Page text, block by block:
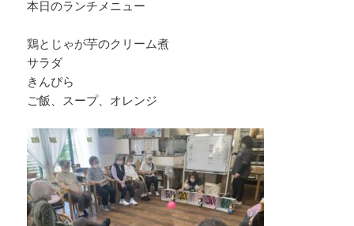
本日のランチメニュー
鶏とじゃが芋のクリーム煮
サラダ
きんぴら
ご飯、スープ、オレンジ